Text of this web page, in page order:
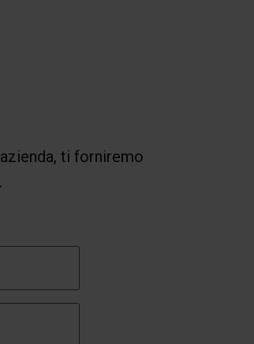
ti forniremo